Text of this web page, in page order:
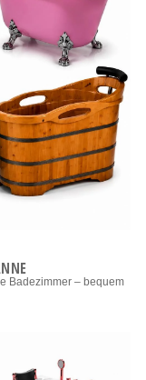
Badezimmer – bequem